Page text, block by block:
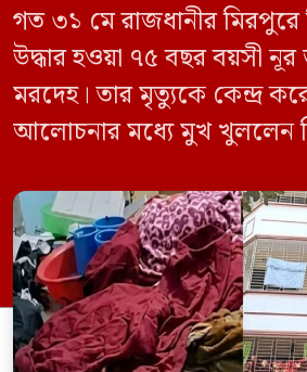
গত ৩১ মে রাজধানীর
উদ্ধার হওয়া ৭৫ বছর বয়সী
মরদেহ। তার মৃত্যুকে কেন্দ্র
আলোচনার মধ্যে মুখ খুললেন
(বুয়েট) অধ্যাপক একেএম
তিনি পরিবারের বিরুদ্ধে
মিথ্যা বলে দাবি করেছেন।
গণমাধ্যমে দেওয়া বক্তব্যে